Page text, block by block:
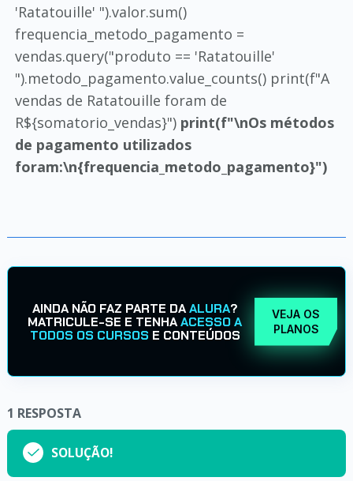
'Ratatouille' ").valor.sum()
frequencia_metodo_pagamento =
vendas.query("produto == 'Ratatouille'
").metodo_pagamento.value_counts() print(f"A
vendas de Ratatouille foram de
R${somatorio_vendas}") print(f"\nOs métodos
de pagamento utilizados
foram:\n{frequencia_metodo_pagamento}")
AINDA NÃO FAZ PARTE DAALURA?
MATRICULE-SE E TENHAACESSO A
TODOS OS CURSOS E CONTEÚDOS
VEJA OS
PLANOS
1 RESPOSTA
SOLUÇÃO!